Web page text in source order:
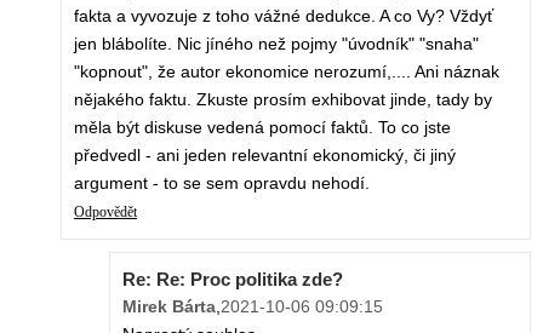
fakta a vyvozuje z toho vážné dedukce. A co Vy? Vždyť
jen blábolíte. Nic jíného než pojmy "úvodník" "snaha"
"kopnout", že autor ekonomice nerozumí,.... Ani náznak
nějakého faktu. Zkuste prosím exhibovat jinde, tady by
měla být diskuse vedená pomocí faktů. To co jste
předvedl - ani jeden relevantní ekonomický, či jiný
argument - to se sem opravdu nehodí.
Odpovědět
Re: Re: Proc politika zde?
Mirek Bárta,2021-10-06 09:09:15